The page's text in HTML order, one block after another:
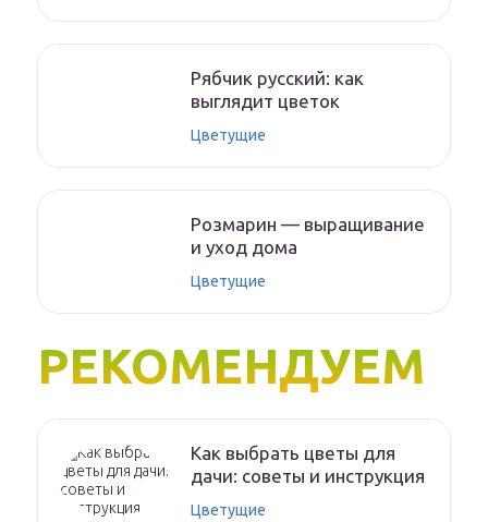
Рябчик русский: как
выглядит цветок
Цветущие
Розмарин — выращивание
и уход дома
Цветущие
РЕКОМЕНДУЕМ
Как выбрать цветы для
дачи: советы и инструкция
Цветущие